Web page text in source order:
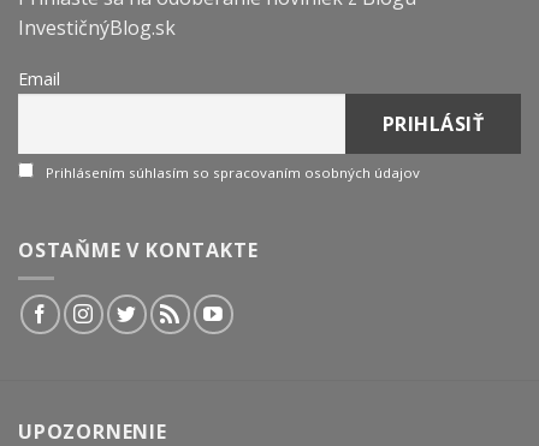
InvestičnýBlog.sk
Email
Prihlásením súhlasím so spracovaním osobných údajov
OSTAŇME V KONTAKTE
UPOZORNENIE